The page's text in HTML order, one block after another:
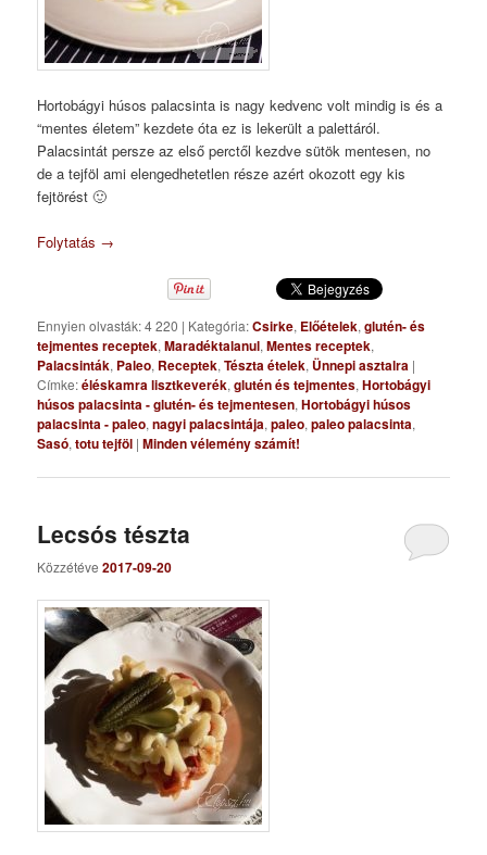
Hortobágyi húsos palacsinta is nagy kedvenc volt mindig is és a
“mentes életem” kezdete óta ez is lekerült a palettáról.
Palacsintát persze az első perctől kezdve sütök mentesen, no
de a tejföl ami elengedhetetlen része azért okozott egy kis
fejtörést 🙂
Folytatás →
Ennyien olvasták: 4 220 | Kategória:Csirke, Előételek,glutén- és
tejmentes receptek,Maradéktalanul,Mentes receptek,
Palacsinták, Paleo, Receptek,Tészta ételek, Ünnepi asztalra |
Címke:éléskamra lisztkeverék,glutén és tejmentes,Hortobágyi
húsos palacsinta - glutén- és tejmentesen,Hortobágyi húsos
palacsinta - paleo,nagyi palacsintája,paleo,paleo palacsinta,
Sasó,totu tejföl |Minden vélemény számít!
Lecsós tészta
Közzétéve2017-09-20